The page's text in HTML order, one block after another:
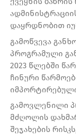
დაყრდნობით
გამოწვევა
პროგრამული
2023 წლებში
ჩინური
იმპორტირებული
გამოვლენილი
მძღოლის
შეჯახების